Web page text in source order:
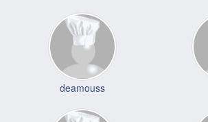
deamouss